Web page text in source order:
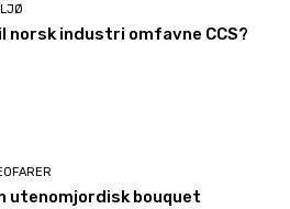
norsk industri omfavne CCS?
utenomjordisk bouquet